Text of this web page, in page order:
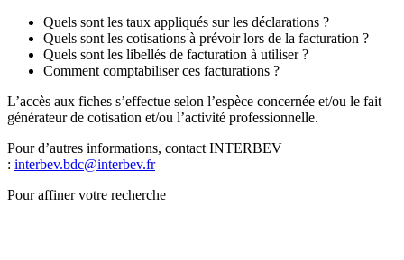
Quels sont les taux appliqués sur les déclarations ?
Quels sont les cotisations à prévoir lors de la facturation ?
Quels sont les libellés de facturation à utiliser ?
Comment comptabiliser ces facturations ?
L’accès aux fiches s’effectue selon l’espèce concernée et/ou le fait
générateur de cotisation et/ou l’activité professionnelle.
Pour d’autres informations, contact INTERBEV
: interbev.bdc@interbev.fr
Pour affiner votre recherche